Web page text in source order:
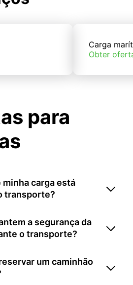
Carga
Obter
para
minha carga está
transporte?
a segurança da
o transporte?
um caminhão